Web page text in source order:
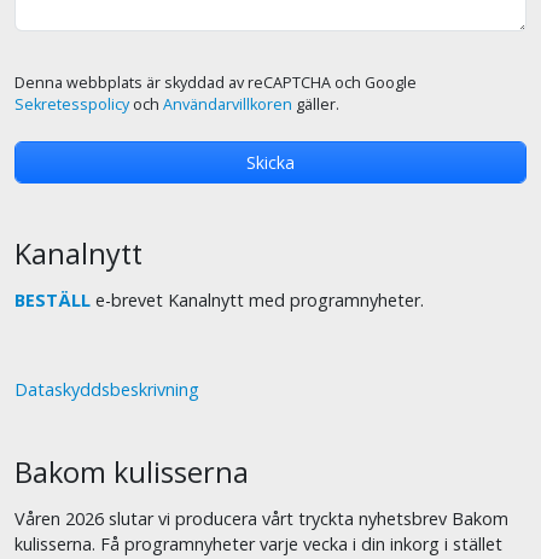
Denna webbplats är skyddad av reCAPTCHA och Google
Sekretesspolicyoch Användarvillkoren gäller.
Kanalnytt
BESTÄLL e-brevet Kanalnytt med programnyheter.
Dataskyddsbeskrivning
Bakom kulisserna
Våren 2026 slutar vi producera vårt tryckta nyhetsbrev Bakom
kulisserna. Få programnyheter varje vecka i din inkorg i stället